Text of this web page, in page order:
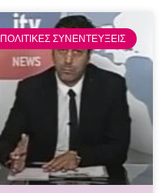
ΠΟΛΙΤΙΚΕΣ ΣΥΝΕΝΤΕΥΞΕΙΣ